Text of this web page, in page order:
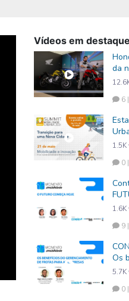
Vídeos em destaque
da
6 |
0 |
9 |
Os
0 |